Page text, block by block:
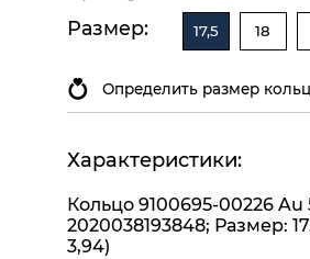
Размер:
17,5 18
Определить размер
Характеристики:
Кольцо 9100695-00226
2020038193848; Размер:
3,94)